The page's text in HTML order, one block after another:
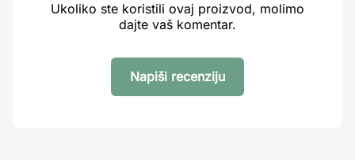
Ukoliko ste koristili ovaj proizvod, molimo
dajte vaš komentar.
Napiši recenziju